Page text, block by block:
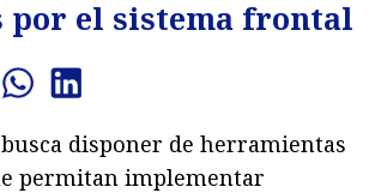
por el sistema frontal
disponer de herramientas
permitan implementar